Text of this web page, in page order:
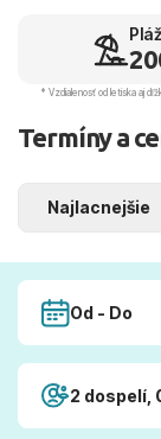
Pláž
* Vzdialenosť od letiska aj
Termíny a
Najlacnejšie
Od - Do
2 dospelí,